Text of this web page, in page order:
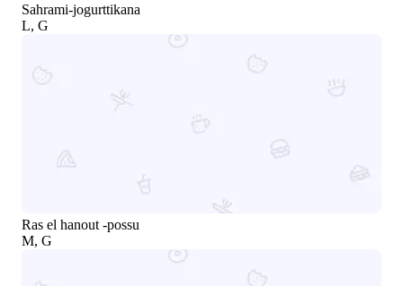
Sahrami-jogurttikana
L, G
Ras el hanout -possu
M, G